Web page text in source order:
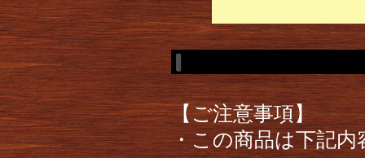
【ご注意事項】
・この商品は下記